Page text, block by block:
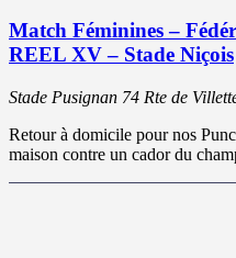
Match Féminines –
REEL XV – Stade Niçois
Stade Pusignan 74 Rte de
Retour à domicile pour nos
maison contre un cador du